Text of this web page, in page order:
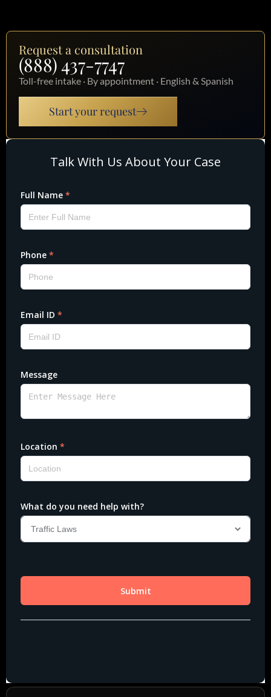
Request a consultation
(888) 437-7747
Toll-free intake · By appointment · English & Spanish
Start your request